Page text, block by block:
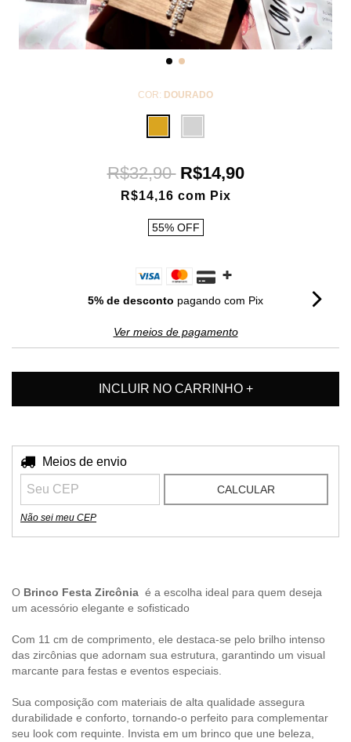
COR: DOURADO
R$32,90 R$14,90
R$14,16 com Pix
55% OFF
5% de desconto pagando com Pix
Ver meios de pagamento
Entregas para o CEP:
Meios de envio
CALCULAR
Não sei meu CEP
O Brinco Festa Zircônia é a escolha ideal para quem deseja
um acessório elegante e sofisticado
Com 11 cm de comprimento, ele destaca-se pelo brilho intenso
das zircônias que adornam sua estrutura, garantindo um visual
marcante para festas e eventos especiais.
Sua composição com materiais de alta qualidade assegura
durabilidade e conforto, tornando-o perfeito para complementar
seu look com requinte. Invista em um brinco que une beleza,